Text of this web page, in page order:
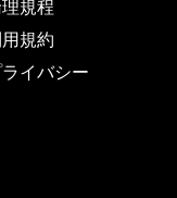
規程
規約
イバシー